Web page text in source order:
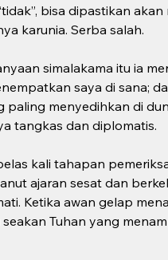
bisa dipastikan
karunia. Serba salah.
simalakama itu ia
saya di sana;
paling menyedihkan di
tangkas dan diplomatis.
kali tahapan
ajaran sesat dan
Ketika awan gelap
Tuhan yang